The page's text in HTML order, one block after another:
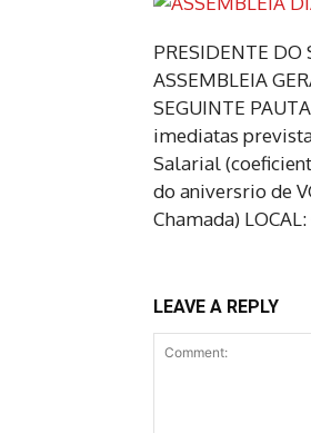
PRESIDENTE DO
ASSEMBLEIA
SEGUINTE
imediatas
Salarial
do aniversrio de
Chamada)
LEAVE A REPLY